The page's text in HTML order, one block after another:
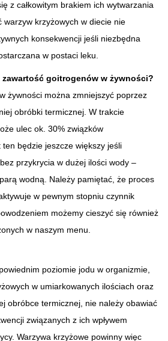
z całkowitym brakiem ich wytwarzania
warzyw krzyżowych w diecie nie
konsekwencji jeśli niezbędna
w postaci leku.
zawartość goitrogenów w żywności?
żywności można zmniejszyć poprzez
obróbki termicznej. W trakcie
ulec ok. 30% związków
będzie jeszcze większy jeśli
przykrycia w dużej ilości wody –
wodną. Należy pamiętać, że proces
w pewnym stopniu czynnik
możemy cieszyć się również
w naszym menu.
poziomie jodu w organizmie,
w umiarkowanych ilościach oraz
obróbce termicznej, nie należy obawiać
związanych z ich wpływem
Warzywa krzyżowe powinny więc